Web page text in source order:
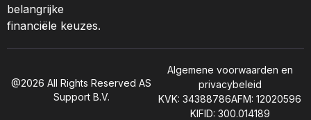
belangrijke
financiële keuzes.
@2026 All Rights Reserved AS
Support B.V.
Algemene voorwaarden en
privacybeleid
KVK: 34388786AFM: 12020596
KIFID: 300.014189